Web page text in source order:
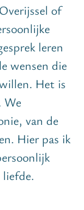
of
leren
wensen die
Het is
We
van de
Hier pas ik